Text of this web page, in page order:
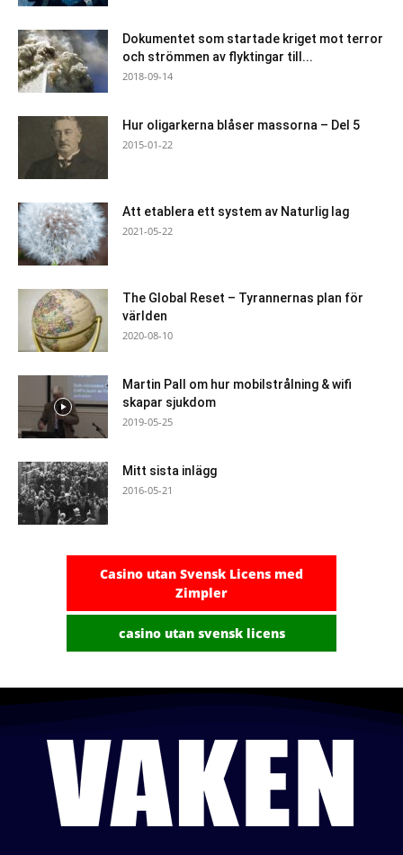
Dokumentet som startade kriget mot terror
och strömmen av flyktingar till...
2018-09-14
Hur oligarkerna blåser massorna – Del 5
2015-01-22
Att etablera ett system av Naturlig lag
2021-05-22
The Global Reset – Tyrannernas plan för
världen
2020-08-10
Martin Pall om hur mobilstrålning & wifi
skapar sjukdom
2019-05-25
Mitt sista inlägg
2016-05-21
Casino utan Svensk Licens med
Zimpler
casino utan svensk licens